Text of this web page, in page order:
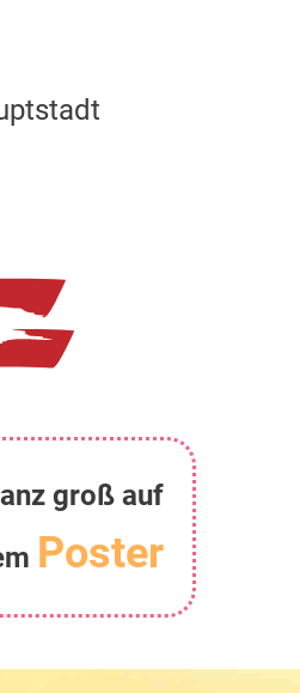
groß auf
Poster